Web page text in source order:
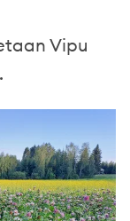
Vipu